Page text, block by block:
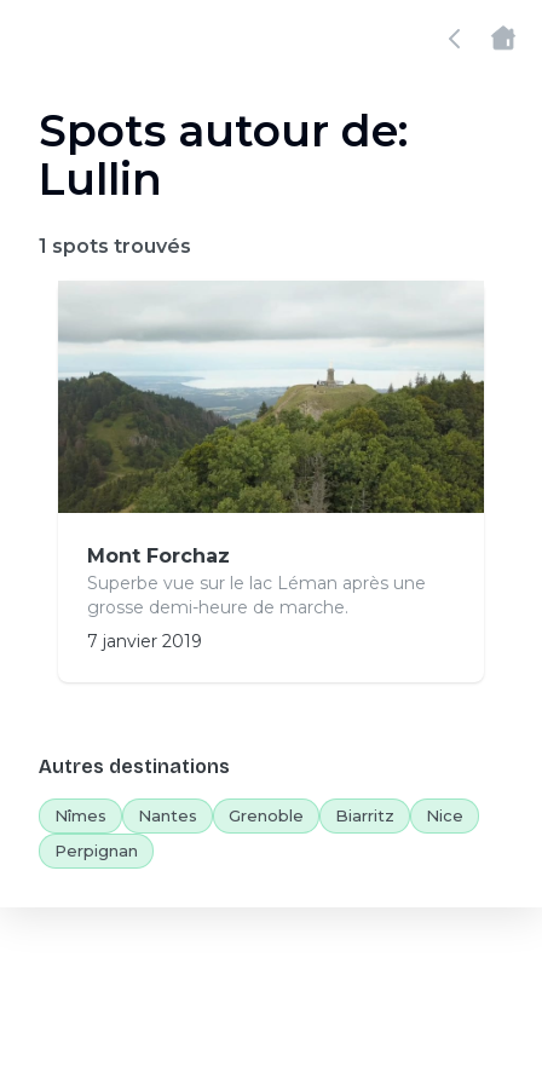
Spots autour de:
Lullin
1 spots trouvés
Mont Forchaz
Superbe vue sur le lac Léman après une
grosse demi-heure de marche.
7 janvier 2019
Autres destinations
Nîmes Nantes Grenoble Biarritz
Nice
Perpignan